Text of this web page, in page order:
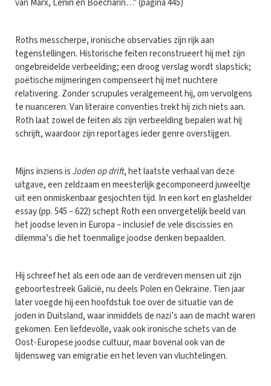
van Marx, Lenin en Boecharin…” (pagina 445)
Roths messcherpe, ironische observaties zijn rijk aan
tegenstellingen. Historische feiten reconstrueert hij met zijn
ongebreidelde verbeelding; een droog verslag wordt slapstick;
poëtische mijmeringen compenseert hij met nuchtere
relativering. Zonder scrupules veralgemeent hij, om vervolgens
te nuanceren. Van literaire conventies trekt hij zich niets aan.
Roth laat zowel de feiten als zijn verbeelding bepalen wat hij
schrijft, waardoor zijn reportages ieder genre overstijgen.
Mijns inziens isJoden op drift, het laatste verhaal van deze
uitgave, een zeldzaam en meesterlijk gecomponeerd juweeltje
uit een onmiskenbaar gesjochten tijd. In een kort en glashelder
essay (pp. 545 – 622) schept Roth een onvergetelijk beeld van
het joodse leven in Europa – inclusief de vele discissies en
dilemma’s die het toenmalige joodse denken bepaalden.
Hij schreef het als een ode aan de verdreven mensen uit zijn
geboortestreek Galicië, nu deels Polen en Oekraïne. Tien jaar
later voegde hij een hoofdstuk toe over de situatie van de
joden in Duitsland, waar inmiddels de nazi’s aan de macht waren
gekomen. Een liefdevolle, vaak ook ironische schets van de
Oost-Europese joodse cultuur, maar bovenal ook van de
lijdensweg van emigratie en het leven van vluchtelingen.